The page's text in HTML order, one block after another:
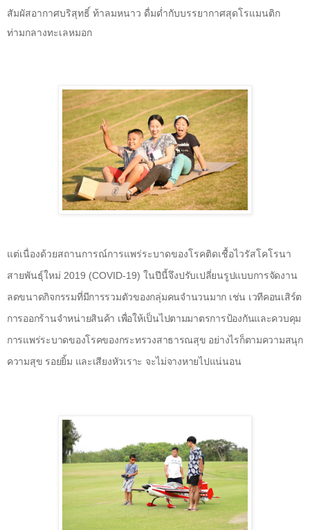
สัมผัสอากาศบริสุทธิ์ ท้าลมหนาว ดื่มด่ำกับบรรยากาศสุดโรแมนติก
ท่ามกลางทะเลหมอก
แต่เนื่องด้วยสถานการณ์การแพร่ระบาดของโรคติดเชื้อไวรัสโคโรนา
สายพันธุ์ใหม่ 2019 (COVID-19) ในปีนี้จึงปรับเปลี่ยนรูปแบบการจัดงาน
ลดขนาดกิจกรรมที่มีการรวมตัวของกลุ่มคนจำนวนมาก เช่น เวทีคอนเสิร์ต
การออกร้านจำหน่ายสินค้า เพื่อให้เป็นไปตามมาตรการป้องกันและควบคุม
การแพร่ระบาดของโรคของกระทรวงสาธารณสุข อย่างไรก็ตามความสนุก
ความสุข รอยยิ้ม และเสียงหัวเราะ จะไม่จางหายไปแน่นอน